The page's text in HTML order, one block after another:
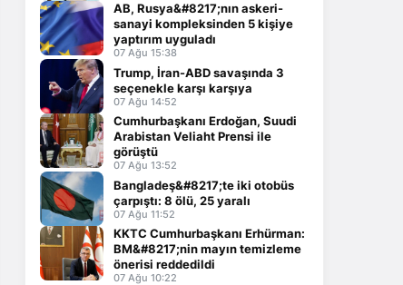
AB, Rusya&#8217;nın askeri-
sanayi kompleksinden 5 kişiye
yaptırım uyguladı
07 Ağu 15:38
Trump, İran-ABD savaşında 3
seçenekle karşı karşıya
07 Ağu 14:52
Cumhurbaşkanı Erdoğan, Suudi
Arabistan Veliaht Prensi ile
görüştü
07 Ağu 13:52
Bangladeş&#8217;te iki otobüs
çarpıştı: 8 ölü, 25 yaralı
07 Ağu 11:52
KKTC Cumhurbaşkanı Erhürman:
BM&#8217;nin mayın temizleme
önerisi reddedildi
07 Ağu 10:22